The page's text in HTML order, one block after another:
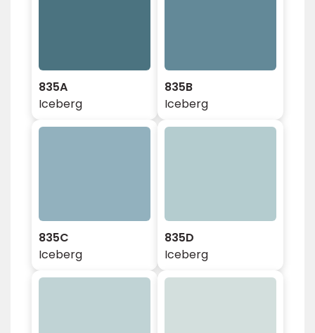
835A
Iceberg
835B
Iceberg
835C
Iceberg
835D
Iceberg